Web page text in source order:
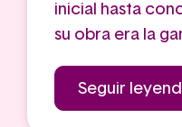
inicial hasta
su obra era la
Seguir